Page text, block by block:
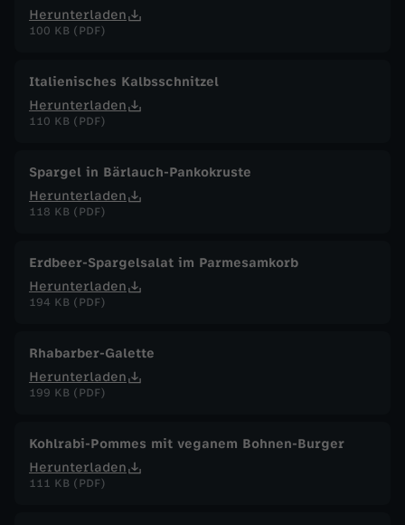
Herunterladen
100 KB (PDF)
Italienisches Kalbsschnitzel
Herunterladen
110 KB (PDF)
Spargel in Bärlauch-Pankokruste
Herunterladen
118 KB (PDF)
Erdbeer-Spargelsalat im Parmesamkorb
Herunterladen
194 KB (PDF)
Rhabarber-Galette
Herunterladen
199 KB (PDF)
Kohlrabi-Pommes mit veganem Bohnen-Burger
Herunterladen
111 KB (PDF)